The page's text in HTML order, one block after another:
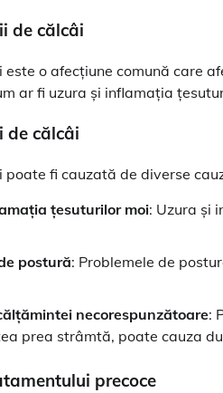
de călcâi
este o afecțiune comună care
ar fi uzura și inflamația
de călcâi
poate fi cauzată de diverse
țesuturilor moi: Uzura și
postură: Problemele de
necorespunzătoare:
prea strâmtă, poate cauza
precoce